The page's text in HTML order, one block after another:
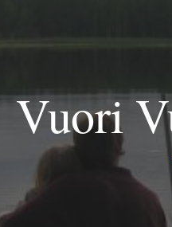
Vuori